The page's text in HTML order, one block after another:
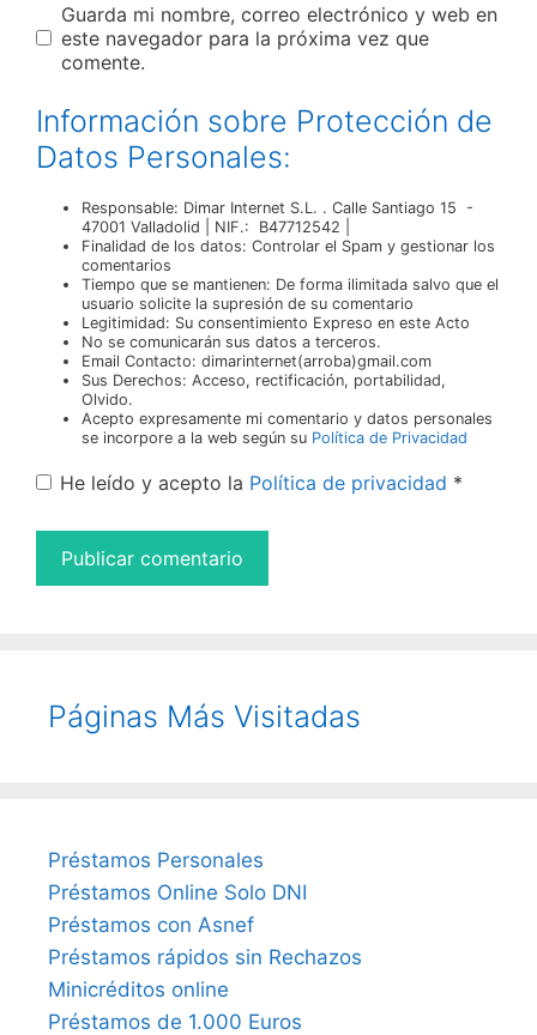
Guarda mi nombre, correo electrónico y web en
este navegador para la próxima vez que
comente.
Información sobre Protección de
Datos Personales:
Responsable: Dimar Internet S.L. . Calle Santiago 15 -
47001 Valladolid | NIF.: B47712542 |
Finalidad de los datos: Controlar el Spam y gestionar los
comentarios
Tiempo que se mantienen: De forma ilimitada salvo que el
usuario solicite la supresión de su comentario
Legitimidad: Su consentimiento Expreso en este Acto
No se comunicarán sus datos a terceros.
Email Contacto: dimarinternet(arroba)gmail.com
Sus Derechos: Acceso, rectificación, portabilidad,
Olvido.
Acepto expresamente mi comentario y datos personales
se incorpore a la web según su Política de Privacidad
He leído y acepto la Política de privacidad *
Páginas Más Visitadas
Préstamos Personales
Préstamos Online Solo DNI
Préstamos con Asnef
Préstamos rápidos sin Rechazos
Minicréditos online
Préstamos de 1.000 Euros